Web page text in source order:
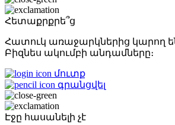
Հետաքրքրե՞ց
Հատուկ առաջարկներից կարող
Բիզնես ակումբի անդամները։
մուտք
գրանցվել
Էջը հասանելի չէ